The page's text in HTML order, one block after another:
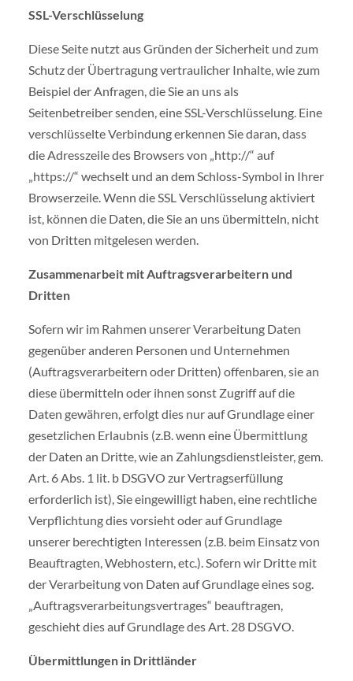
SSL-Verschlüsselung
Diese Seite nutzt aus Gründen der Sicherheit und zum
Schutz der Übertragung vertraulicher Inhalte, wie zum
Beispiel der Anfragen, die Sie an uns als
Seitenbetreiber senden, eine SSL-Verschlüsselung. Eine
verschlüsselte Verbindung erkennen Sie daran, dass
die Adresszeile des Browsers von „http://“ auf
„https://“ wechselt und an dem Schloss-Symbol in Ihrer
Browserzeile. Wenn die SSL Verschlüsselung aktiviert
ist, können die Daten, die Sie an uns übermitteln, nicht
von Dritten mitgelesen werden.
Zusammenarbeit mit Auftragsverarbeitern und
Dritten
Sofern wir im Rahmen unserer Verarbeitung Daten
gegenüber anderen Personen und Unternehmen
(Auftragsverarbeitern oder Dritten) offenbaren, sie an
diese übermitteln oder ihnen sonst Zugriff auf die
Daten gewähren, erfolgt dies nur auf Grundlage einer
gesetzlichen Erlaubnis (z.B. wenn eine Übermittlung
der Daten an Dritte, wie an Zahlungsdienstleister, gem.
Art. 6 Abs. 1 lit. b DSGVO zur Vertragserfüllung
erforderlich ist), Sie eingewilligt haben, eine rechtliche
Verpflichtung dies vorsieht oder auf Grundlage
unserer berechtigten Interessen (z.B. beim Einsatz von
Beauftragten, Webhostern, etc.). Sofern wir Dritte mit
der Verarbeitung von Daten auf Grundlage eines sog.
„Auftragsverarbeitungsvertrages“ beauftragen,
geschieht dies auf Grundlage des Art. 28 DSGVO.
Übermittlungen in Drittländer